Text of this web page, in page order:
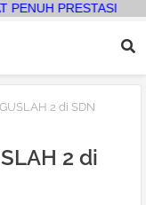
2 di SDN
2 di